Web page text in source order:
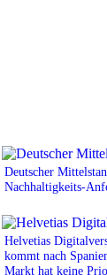
Deutscher
Nachhaltigkeits-
Helvetias
kommt nach
Markt hat keine